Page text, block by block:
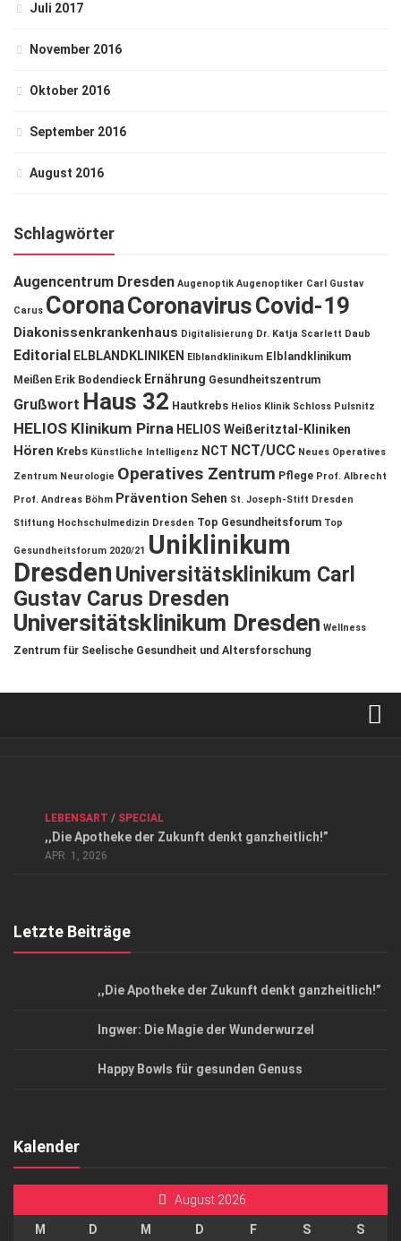
Juli 2017
November 2016
Oktober 2016
September 2016
August 2016
Schlagwörter
Augencentrum Dresden Augenoptik Augenoptiker Carl Gustav
Carus CoronaCoronavirusCovid-19
Diakonissenkrankenhaus Digitalisierung Dr. Katja Scarlett Daub
Editorial ELBLANDKLINIKEN Elblandklinikum Elblandklinikum
Meißen Erik Bodendieck Ernährung Gesundheitszentrum
Grußwort Haus 32 Hautkrebs Helios Klinik Schloss Pulsnitz
HELIOS Klinikum Pirna HELIOS Weißeritztal-Kliniken
Hören Krebs Künstliche Intelligenz NCT NCT/UCC Neues Operatives
Zentrum Neurologie Operatives Zentrum Pflege Prof. Albrecht
Prof. Andreas Böhm Prävention Sehen St. Joseph-Stift Dresden
Stiftung Hochschulmedizin Dresden Top Gesundheitsforum Top
Gesundheitsforum 2020/21 Uniklinikum
DresdenUniversitätsklinikum Carl
Gustav Carus Dresden
Universitätsklinikum Dresden Wellness
Zentrum für Seelische Gesundheit und Altersforschung
Datenschutzerklärung
Top Magazin Dresden / Ostsachsen
LEBENSART / SPECIAL
,,Die Apotheke der Zukunft denkt ganzheitlich!”
APR. 1, 2026
Letzte Beiträge
,,Die Apotheke der Zukunft denkt ganzheitlich!”
Ingwer: Die Magie der Wunderwurzel
Happy Bowls für gesunden Genuss
Kalender
August 2026
M D M D F S S